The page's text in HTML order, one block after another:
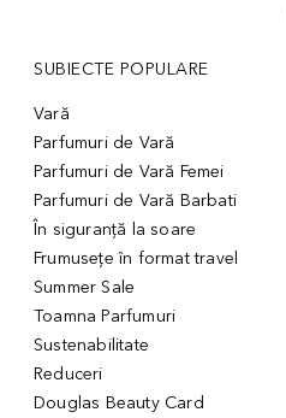
SUBIECTE POPULARE
Vară
Parfumuri de Vară
Parfumuri de Vară Femei
Parfumuri de Vară Barbati
În siguranță la soare
Frumusețe în format travel
Summer Sale
Toamna Parfumuri
Sustenabilitate
Reduceri
Douglas Beauty Card